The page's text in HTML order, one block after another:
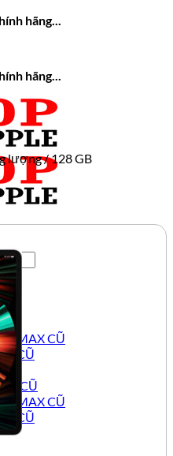
hãng...
hãng...
MAX CŨ
CŨ
CŨ
MAX CŨ
CŨ
lượng/128 GB